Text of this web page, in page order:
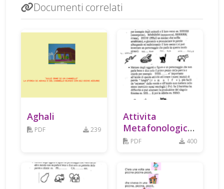
Documenti correlati
Aghali
PDF 239
Attivita
Metafonologiche
Fonetico
PDF 400